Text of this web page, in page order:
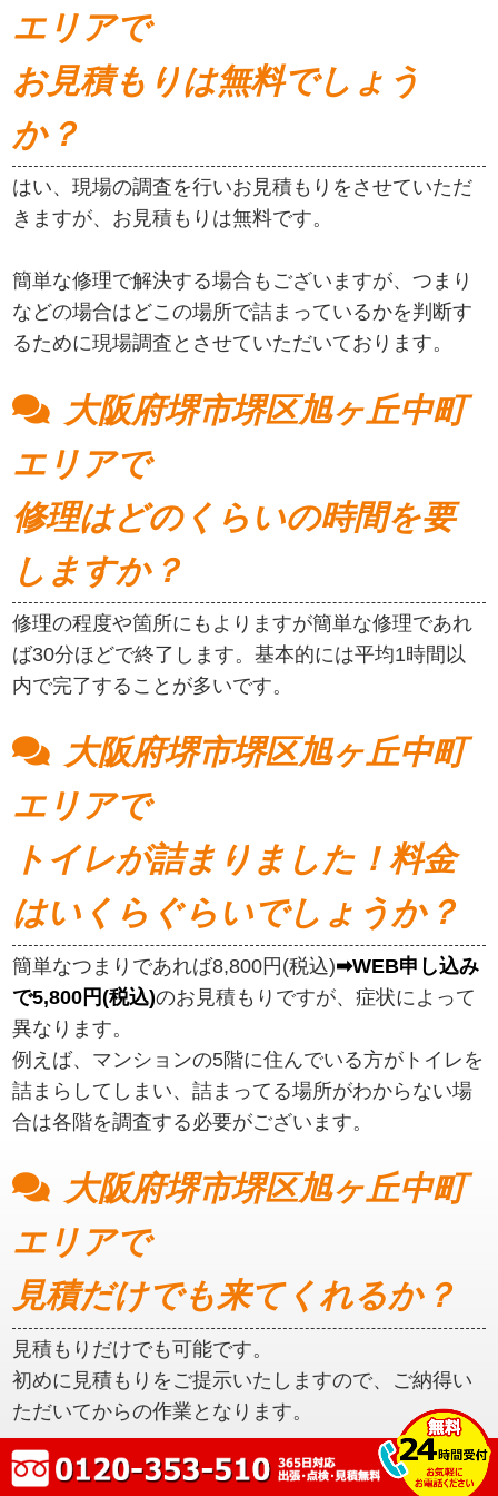
エリアで
お見積もりは無料でしょう
か？
はい、現場の調査を行いお見積もりをさせていただ
きますが、お見積もりは無料です。
簡単な修理で解決する場合もございますが、つまり
などの場合はどこの場所で詰まっているかを判断す
るために現場調査とさせていただいております。
大阪府堺市堺区旭ヶ丘中町
エリアで
修理はどのくらいの時間を要
しますか？
修理の程度や箇所にもよりますが簡単な修理であれ
ば30分ほどで終了します。基本的には平均1時間以
内で完了することが多いです。
大阪府堺市堺区旭ヶ丘中町
エリアで
トイレが詰まりました！料金
はいくらぐらいでしょうか？
簡単なつまりであれば8,800円(税込)➡WEB申し込み
で5,800円(税込)のお見積もりですが、症状によって
異なります。
例えば、マンションの5階に住んでいる方がトイレを
詰まらしてしまい、詰まってる場所がわからない場
合は各階を調査する必要がございます。
大阪府堺市堺区旭ヶ丘中町
エリアで
見積だけでも来てくれるか？
見積もりだけでも可能です。
初めに見積もりをご提示いたしますので、ご納得い
ただいてからの作業となります。
大阪府堺市堺区旭ヶ丘中町